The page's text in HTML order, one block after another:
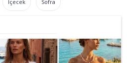
İçecek Sofra